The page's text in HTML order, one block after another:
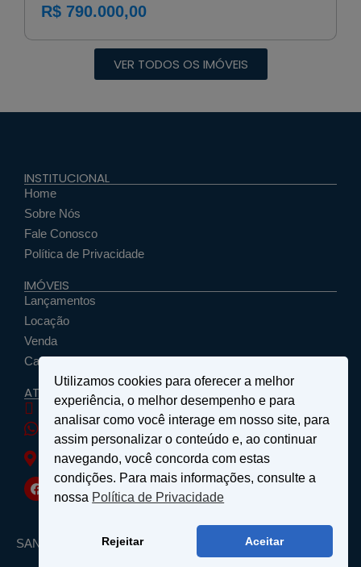
R$ 790.000,00
VER TODOS OS IMÓVEIS
INSTITUCIONAL
Home
Sobre Nós
Fale Conosco
Política de Privacidade
IMÓVEIS
Lançamentos
Locação
Venda
Cadastrar Seu Imóvel
ATENDIMENTO
santosemattosimoveis@hotmail.com
Rua Floriano Peixoto, nº 27 - Centro - São João da
Boa Vista, SP
SANTOS & MATTOS IMÓVEIS - Copyright ® 2026 - Todos os
Direitos Reservados.
Utilizamos cookies para oferecer a melhor
experiência, o melhor desempenho e para
analisar como você interage em nosso site, para
assim personalizar o conteúdo e, ao continuar
navegando, você concorda com estas
condições. Para mais informações, consulte a
nossa Política de Privacidade
Rejeitar Aceitar